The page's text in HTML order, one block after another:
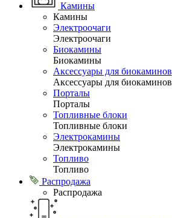
Камины
Камины
Электроочаги
Электроочаги
Биокамины
Биокамины
Аксессуары для биокаминов
Аксессуары для биокаминов
Порталы
Порталы
Топливные блоки
Топливные блоки
Электрокамины
Электрокамины
Топливо
Топливо
Распродажа
Распродажа